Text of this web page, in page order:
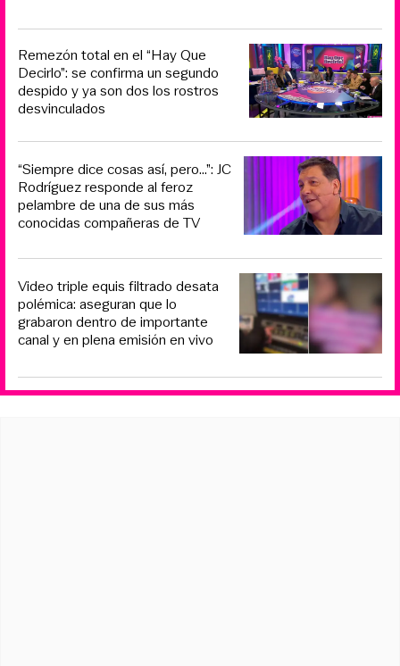
Remezón total en el “Hay Que
Decirlo”: se confirma un segundo
despido y ya son dos los rostros
desvinculados
“Siempre dice cosas así, pero...”: JC
Rodríguez responde al feroz
pelambre de una de sus más
conocidas compañeras de TV
Video triple equis filtrado desata
polémica: aseguran que lo
grabaron dentro de importante
canal y en plena emisión en vivo